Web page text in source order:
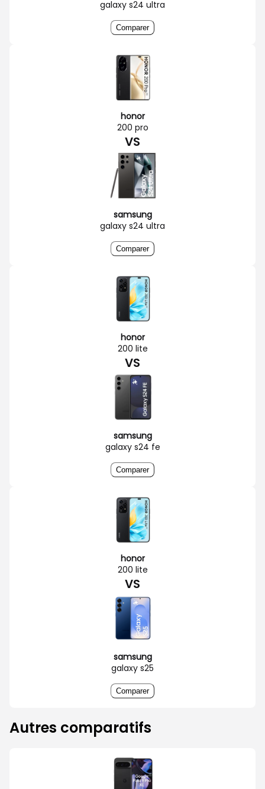
galaxy s24 ultra
Comparer
honor
200 pro
VS
samsung
galaxy s24 ultra
Comparer
honor
200 lite
VS
samsung
galaxy s24 fe
Comparer
honor
200 lite
VS
samsung
galaxy s25
Comparer
Autres comparatifs